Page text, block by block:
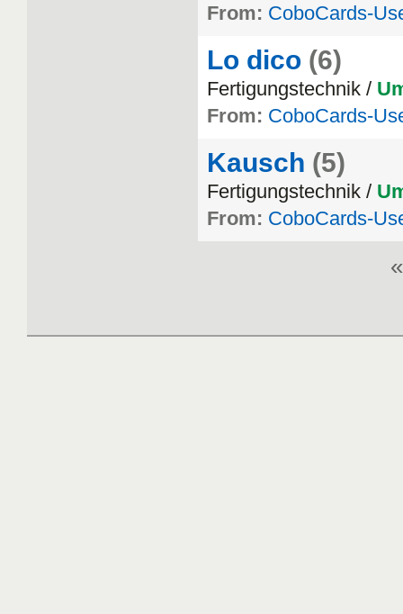
From: CoboCards-
Lo dico (6)
Fertigungstechnik /
From: CoboCards-
Kausch (5)
Fertigungstechnik /
From: CoboCards-